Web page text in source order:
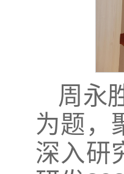
周永
为题，
深入研